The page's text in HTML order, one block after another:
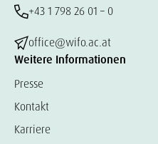
+43 1 798 26 01 – 0
office@wifo.ac.at
Weitere Informationen
Presse
Kontakt
Karriere